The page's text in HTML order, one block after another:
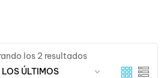
los 2 resultados